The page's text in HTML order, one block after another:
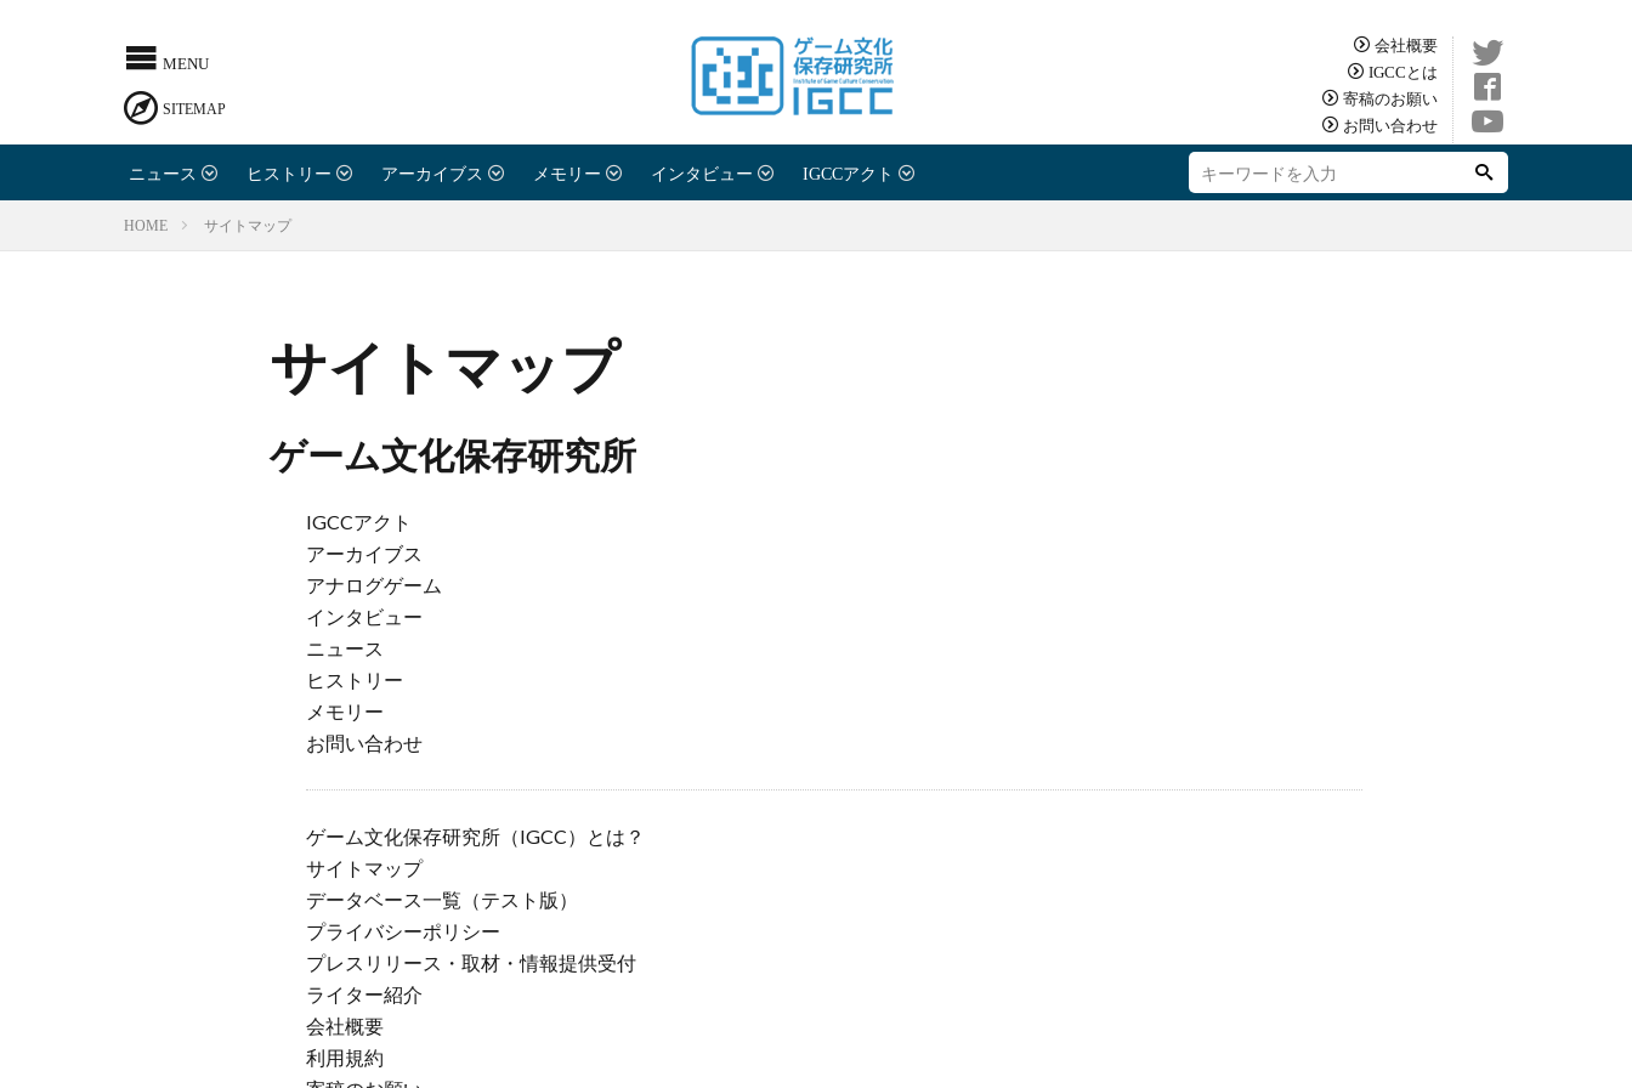
お問い合わせ
プライバシーポリシー
ライター紹介
会社概要
IGCCとは
寄稿のお願い
お問い合わせ
ニュース ヒストリー アーカイブス メモリー インタビュー IGCCアクト
HOME サイトマップ
サイトマップ
ゲーム文化保存研究所
IGCCアクト
アーカイブス
アナログゲーム
インタビュー
ニュース
ヒストリー
メモリー
お問い合わせ
ゲーム文化保存研究所（IGCC）とは？
サイトマップ
データベース一覧（テスト版）
プライバシーポリシー
プレスリリース・取材・情報提供受付
ライター紹介
会社概要
利用規約